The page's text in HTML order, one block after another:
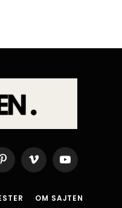
PinterestVimeo YouTube
OM SAJTEN